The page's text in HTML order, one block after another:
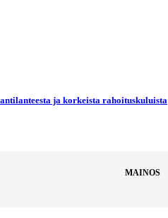
ja korkeista rahoituskuluista
MAINOS